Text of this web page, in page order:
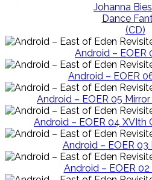
Johanna
Dance
(CD)
Android – EOER
Android – EOER
Android – EOER 05
Android – EOER 04 XVIth
Android – EOER 03
Android – EOER